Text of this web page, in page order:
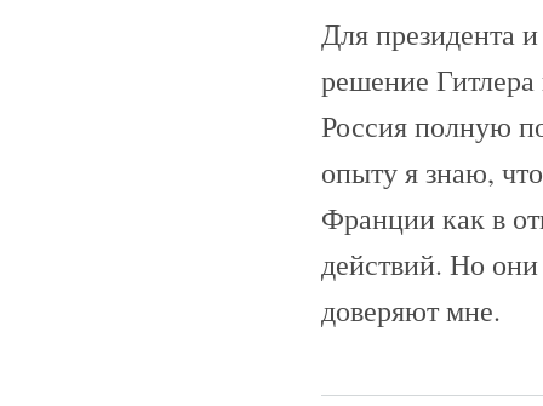
Для президента
решение Гитлера
Россия полную
опыту я знаю,
Франции как в
действий. Но
доверяют мне.